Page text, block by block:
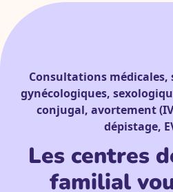
Consultations médicales,
gynécologiques,
conjugal, avortement
dépistage,
Les centres
familial